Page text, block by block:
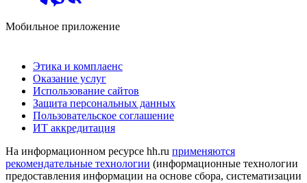
Мобильное приложение
Этика и комплаенс
Оказание услуг
Использование сайтов
Защита персональных данных
Пользовательское соглашение
ИТ аккредитация
На информационном ресурсе hh.ru применяются
рекомендательные технологии (информационные технологии
предоставления информации на основе сбора, систематизации